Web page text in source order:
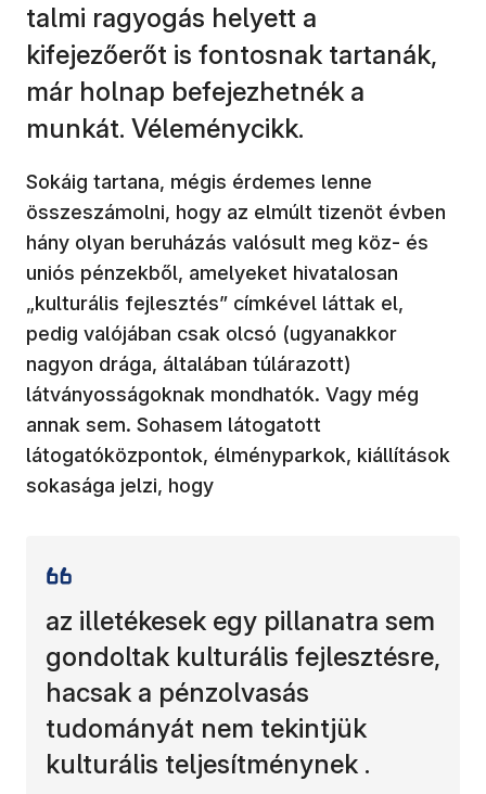
talmi ragyogás helyett a
kifejezőerőt is fontosnak tartanák,
már holnap befejezhetnék a
munkát. Véleménycikk.
Sokáig tartana, mégis érdemes lenne
összeszámolni, hogy az elmúlt tizenöt évben
hány olyan beruházás valósult meg köz- és
uniós pénzekből, amelyeket hivatalosan
„kulturális fejlesztés” címkével láttak el,
pedig valójában csak olcsó (ugyanakkor
nagyon drága, általában túlárazott)
látványosságoknak mondhatók. Vagy még
annak sem. Sohasem látogatott
látogatóközpontok, élményparkok, kiállítások
sokasága jelzi, hogy
az illetékesek egy pillanatra sem
gondoltak kulturális fejlesztésre,
hacsak a pénzolvasás
tudományát nem tekintjük
kulturális teljesítménynek .